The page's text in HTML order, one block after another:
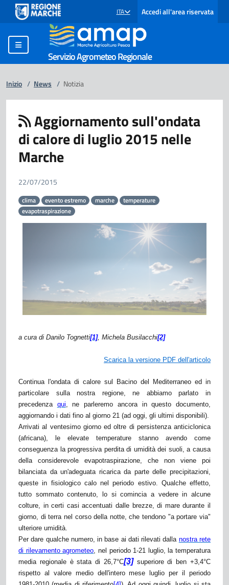
SELEZIONE LINGUA: LINGUA SELEZIONATA
ITA Accedi all'area riservata
Servizio Agrometeo Regionale
Inizio / News / Notizia
Aggiornamento sull'ondata
di calore di luglio 2015 nelle
Marche
22/07/2015
clima evento estremo marche
temperature
evapotraspirazione
a cura di Danilo Tognetti[1], Michela Busilacchi[2]
Scarica la versione PDF dell'articolo
Continua l'ondata di calore sul Bacino del Mediterraneo ed in
particolare sulla nostra regione, ne abbiamo parlato in
precedenza qui, ne parleremo ancora in questo documento,
aggiornando i dati fino al giorno 21 (ad oggi, gli ultimi disponibili).
Arrivati al ventesimo giorno ed oltre di persistenza anticiclonica
(africana), le elevate temperature stanno avendo come
conseguenza la progressiva perdita di umidità dei suoli, a causa
della considerevole evapotraspirazione, che non viene poi
bilanciata da un'adeguata ricarica da parte delle precipitazioni,
queste in fisiologico calo nel periodo estivo. Qualche effetto,
tutto sommato contenuto, lo si comincia a vedere in alcune
colture, in certi casi accentuati dalle brezze, di mare durante il
giorno, di terra nel corso della notte, che tendono "a portare via"
ulteriore umidità.
Per dare qualche numero, in base ai dati rilevati dalla nostra rete
di rilevamento agrometeo, nel periodo 1-21 luglio, la temperatura
media regionale è stata di 26,7°C[3]superiore di ben +3,4°C
rispetto al valore medio dell'intero mese luglio per il periodo